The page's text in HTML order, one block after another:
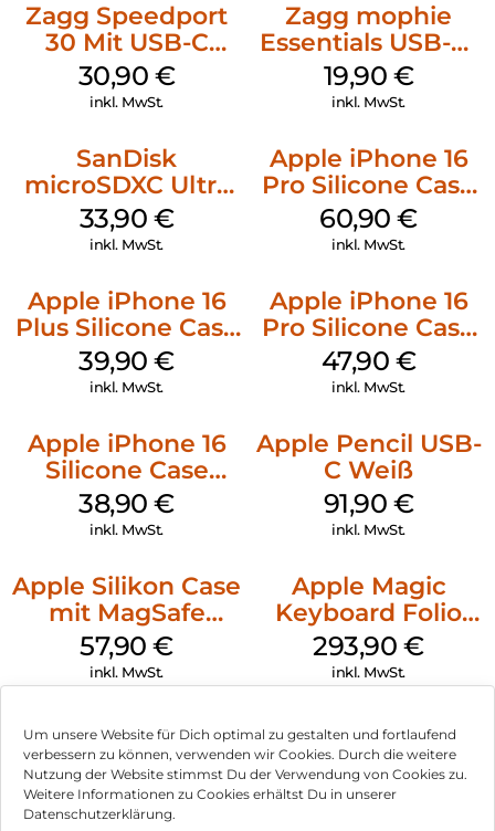
Um unsere Website für Dich optimal zu gestalten und fortlaufend
verbessern zu können, verwenden wir Cookies. Durch die weitere
Nutzung der Website stimmst Du der Verwendung von Cookies zu.
Weitere Informationen zu Cookies erhältst Du in unserer
Datenschutzerklärung.
Zagg Speedport
30 Mit USB-C
Kabel Weiß
30,90 €
inkl. MwSt.
Zagg mophie
Essentials USB-C-
20W Charger PD
Weiß
19,90 €
inkl. MwSt.
SanDisk
microSDXC Ultra
128 GB + Adapter
Mobile
33,90 €
inkl. MwSt.
Apple iPhone 16
Pro Silicone Case
MagSafe Stone
Gray
60,90€
inkl. MwSt.
Apple iPhone 16
Plus Silicone Case
MagSafe Plum
39,90€
inkl. MwSt.
Apple iPhone 16
Pro Silicone Case
MagSafe Denim
47,90 €
inkl. MwSt.
Apple iPhone 16
Silicone Case
MagSafe
Ultramarine
38,90€
inkl. MwSt.
Apple Pencil USB-
C Weiß
91,90 €
inkl. MwSt.
Apple Silikon Case
mit MagSafe
iPhone 14 Pro
(PRODUCT)RED
57,90€
inkl. MwSt.
Apple Magic
Keyboard Folio
iPad 10.9″ (10.Gen.)
Weiß
293,90€
inkl. MwSt.
Impressum